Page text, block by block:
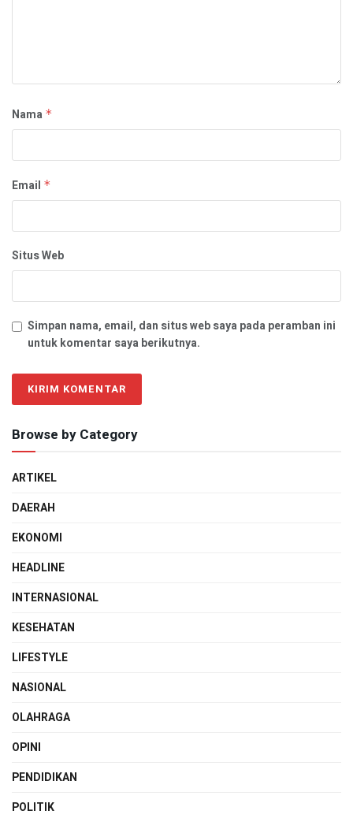
Nama *
Email *
Situs Web
Simpan nama, email, dan situs web saya pada peramban ini
untuk komentar saya berikutnya.
Browse by Category
ARTIKEL
DAERAH
EKONOMI
HEADLINE
INTERNASIONAL
KESEHATAN
LIFESTYLE
NASIONAL
OLAHRAGA
OPINI
PENDIDIKAN
POLITIK